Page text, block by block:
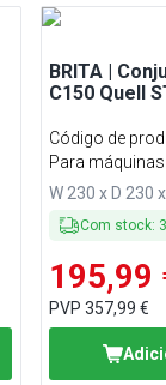
BRITA |
C150 Quell
Código de
Para máquinas
venda
W 230 x D 230
Com stock: 3
195,99
PVP357,99 €